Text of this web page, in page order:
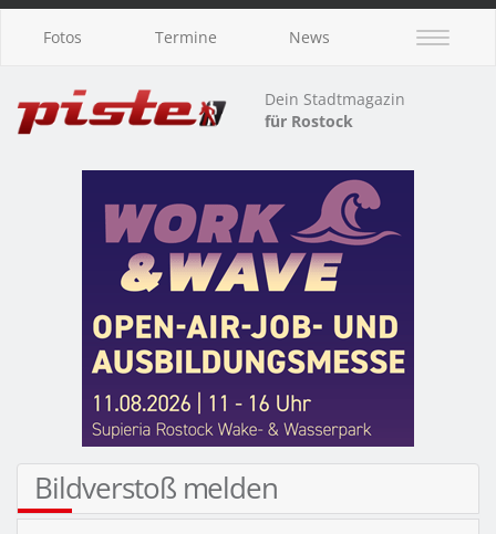
Fotos Termine News
Dein Stadtmagazin
für Rostock
Bildverstoß melden